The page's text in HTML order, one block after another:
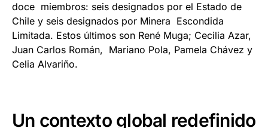
doce miembros: seis designados por el Estado de
Chile y seis designados por Minera Escondida
Limitada. Estos últimos son René Muga; Cecilia Azar,
Juan Carlos Román, Mariano Pola, Pamela Chávez y
Celia Alvariño.
Un contexto global redefinido